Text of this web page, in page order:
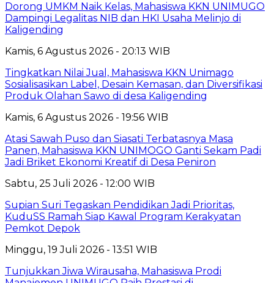
Dorong UMKM Naik Kelas, Mahasiswa KKN UNIMUGO
Dampingi Legalitas NIB dan HKI Usaha Melinjo di
Kaligending
Kamis, 6 Agustus 2026 - 20:13 WIB
Tingkatkan Nilai Jual, Mahasiswa KKN Unimago
Sosialisasikan Label, Desain Kemasan, dan Diversifikasi
Produk Olahan Sawo di desa Kaligending
Kamis, 6 Agustus 2026 - 19:56 WIB
Atasi Sawah Puso dan Siasati Terbatasnya Masa
Panen, Mahasiswa KKN UNIMOGO Ganti Sekam Padi
Jadi Briket Ekonomi Kreatif di Desa Peniron
Sabtu, 25 Juli 2026 - 12:00 WIB
Supian Suri Tegaskan Pendidikan Jadi Prioritas,
KuduSS Ramah Siap Kawal Program Kerakyatan
Pemkot Depok
Minggu, 19 Juli 2026 - 13:51 WIB
Tunjukkan Jiwa Wirausaha, Mahasiswa Prodi